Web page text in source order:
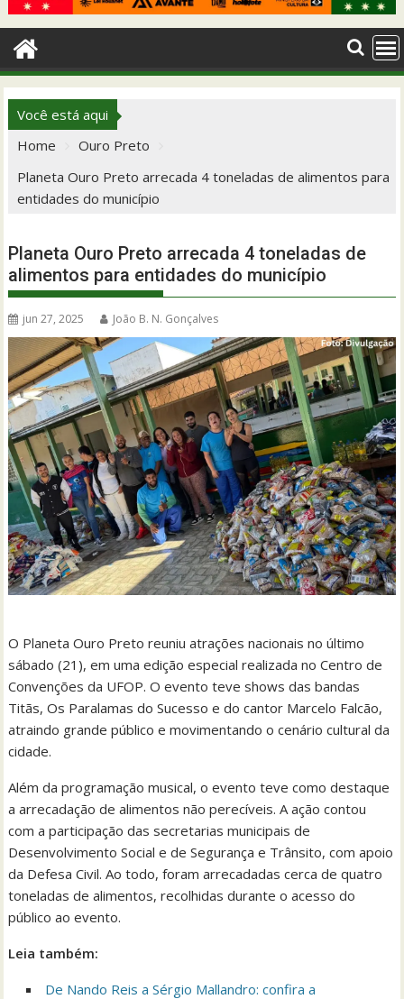
Você está aqui
Home
Ouro Preto
Planeta Ouro Preto arrecada 4 toneladas de alimentos para
entidades do município
Planeta Ouro Preto arrecada 4 toneladas de
alimentos para entidades do município
jun 27, 2025 João B. N. Gonçalves
O Planeta Ouro Preto reuniu atrações nacionais no último
sábado (21), em uma edição especial realizada no Centro de
Convenções da UFOP. O evento teve shows das bandas
Titãs, Os Paralamas do Sucesso e do cantor Marcelo Falcão,
atraindo grande público e movimentando o cenário cultural da
cidade.
Além da programação musical, o evento teve como destaque
a arrecadação de alimentos não perecíveis. A ação contou
com a participação das secretarias municipais de
Desenvolvimento Social e de Segurança e Trânsito, com apoio
da Defesa Civil. Ao todo, foram arrecadadas cerca de quatro
toneladas de alimentos, recolhidas durante o acesso do
público ao evento.
Leia também:
De Nando Reis a Sérgio Mallandro: confira a